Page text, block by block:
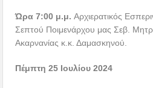
Ώρα 7:00 μ.μ.Αρχιερατικός
Σεπτού Ποιμενάρχου μας Σεβ.
Ακαρνανίας κ.κ. Δαμασκηνού.
Πέμπτη 25 Ιουλίου 2024